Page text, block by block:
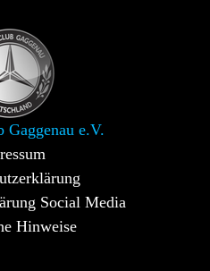
e.V.
Social Media
Hinweise